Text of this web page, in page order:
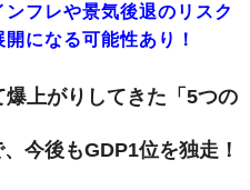
ンフレや景気後退のリスク
になる可能性あり！
上がりしてきた「5つの
今後もGDP1位を独走！